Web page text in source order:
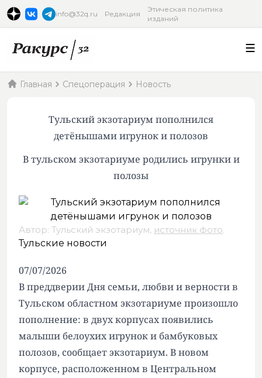
info@32q.ru Редакция
Этическая политика
изданий
Главная Спецоперация Новость
Тульский экзотариум пополнился
детёнышами игрунок и полозов
В тульском экзотариуме родились игрунки и
полозы
Автор: Тульский экзотариум, источник фото.
Тульские новости
07/07/2026
В преддверии Дня семьи, любви и верности в
Тульском областном экзотариуме произошло
пополнение: в двух корпусах появились
малыши белоухих игрунок и бамбуковых
полозов, сообщает экзотариум. В новом
корпусе, расположенном в Центральном